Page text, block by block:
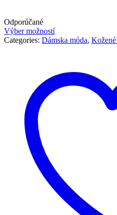
Odporúčané
Výber možností
Categories: Dámska móda,